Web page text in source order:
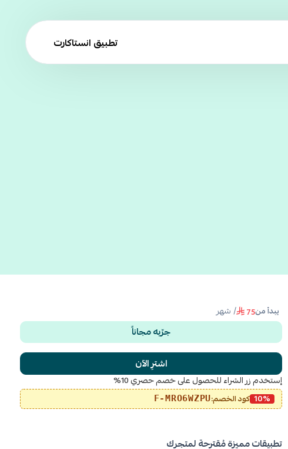
تطبيق انستاكارت
يبدأ من75 / شهر
جرّبه مجاناً
اشترِ الآن
إستخدم زر الشراء للحصول على خصم حصري 10%
10% كود الخصم:F-MRO6WZPU
تطبيقات مميزة مُقترحة لمتجرك